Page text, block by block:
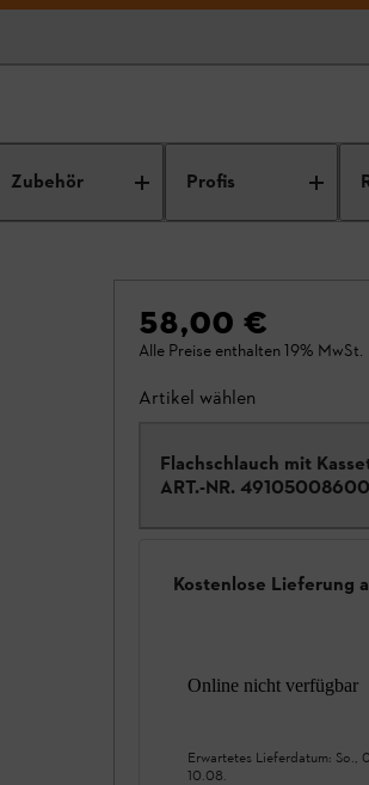
Zubehör Profis
58,00 €
Alle Preise enthalten 19% MwSt.
Artikel wählen
Flachschlauch mit
ART.-NR. 49105008600
Kostenlose Lieferung
Online nicht verfügbar
Erwartetes Lieferdatum: So.,
10.08.